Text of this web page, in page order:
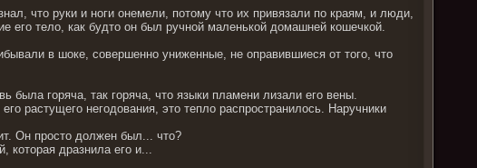
что руки и ноги онемели, потому что их привязали по краям, и люди,
его тело, как будто он был ручной маленькой домашней кошечкой.
в шоке, совершенно униженные, не оправившиеся от того, что
была горяча, так горяча, что языки пламени лизали его вены.
растущего негодования, это тепло распространилось. Наручники
Он просто должен был... что?
дразнила его и...